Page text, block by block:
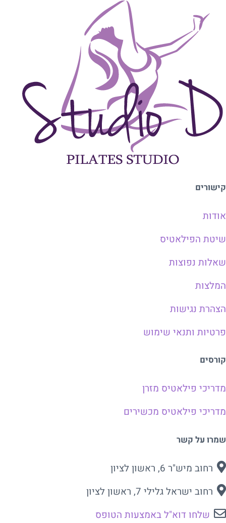
קישורים
אודות
שיטת הפילאטיס
שאלות נפוצות
המלצות
הצהרת נגישות
פרטיות ותנאי שימוש
קורסים
מדריכי פילאטיס מזרן
מדריכי פילאטיס מכשירים
שמרו על קשר
רחוב מיש"ר 6, ראשון לציון
רחוב ישראל גלילי 7, ראשון לציון
שלחו דוא"ל באמצעות הטופס